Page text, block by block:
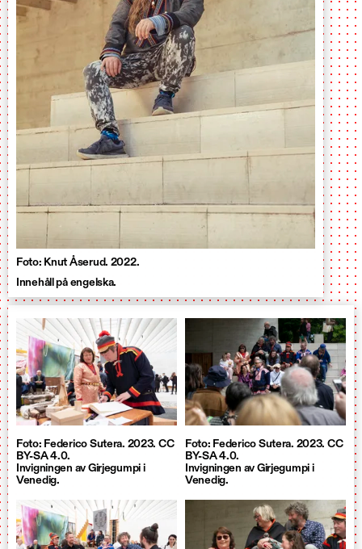
Foto: Knut Åserud. 2022.
Innehåll på engelska.
Foto: Federico Sutera. 2023. CC
BY-SA 4.0.
Invigningen av Girjegumpi i
Venedig.
Foto: Federico Sutera. 2023. CC
BY-SA 4.0.
Invigningen av Girjegumpi i
Venedig.